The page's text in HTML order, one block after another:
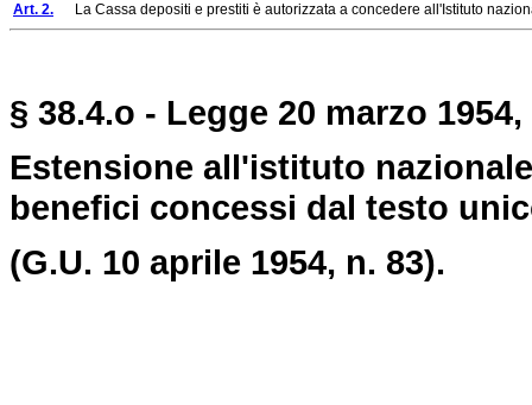
Art. 2. La Cassa depositi e prestiti è autorizzata a concedere all'Istituto
§ 38.4.o - Legge 20 marzo 1954,
Estensione all'istituto
benefici concessi dal testo
(G.U. 10 aprile 1954, n. 83).